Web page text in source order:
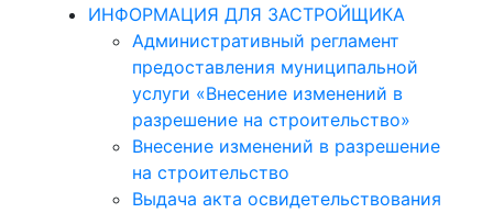
ИНФОРМАЦИЯ ДЛЯ ЗАСТРОЙЩИКА
Административный регламент
предоставления муниципальной
услуги «Внесение изменений в
разрешение на строительство»
Внесение изменений в разрешение
на строительство
Выдача акта освидетельствования